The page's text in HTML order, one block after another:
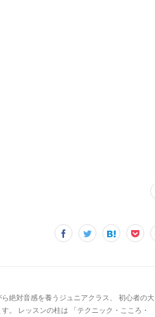
絶対音感を養うジュニアクラス、 初心者の大
。 レッスンの柱は 「テクニック・こころ・